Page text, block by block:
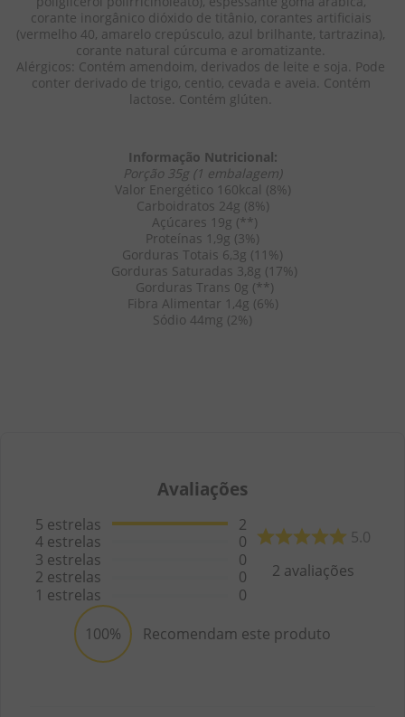
corante inorgânico dióxido de titânio, corantes artificiais
(vermelho 40, amarelo crepúsculo, azul brilhante, tartrazina),
corante natural cúrcuma e aromatizante.
Alérgicos: Contém amendoim, derivados de leite e soja. Pode
conter derivado de trigo, centio, cevada e aveia. Contém
lactose. Contém glúten.
Informação Nutricional:
Porção 35g (1 embalagem)
Valor Energético 160kcal (8%)
Carboidratos 24g (8%)
Açúcares 19g (**)
Proteínas 1,9g (3%)
Gorduras Totais 6,3g (11%)
Gorduras Saturadas 3,8g (17%)
Gorduras Trans 0g (**)
Fibra Alimentar 1,4g (6%)
Sódio 44mg (2%)
Avaliações
5 estrelas
4estrelas
3 estrelas
2 estrelas
1 estrelas
2
0
0
0
0
5.0
2 avaliações
100% Recomendam este produto